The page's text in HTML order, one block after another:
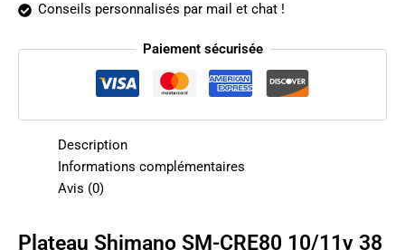
Conseils personnalisés par mail et chat !
Paiement sécurisée
Description
Informations complémentaires
Avis (0)
Plateau Shimano SM-CRE80 10/11v 38